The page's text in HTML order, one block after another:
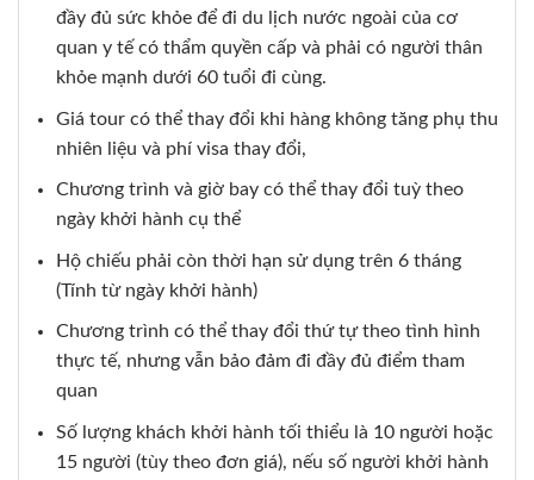
đầy đủ sức khỏe để đi du lịch nước ngoài của cơ
quan y tế có thẩm quyền cấp và phải có người thân
khỏe mạnh dưới 60 tuổi đi cùng.
Giá tour có thể thay đổi khi hàng không tăng phụ thu
nhiên liệu và phí visa thay đổi,
Chương trình và giờ bay có thể thay đổi tuỳ theo
ngày khởi hành cụ thể
Hộ chiếu phải còn thời hạn sử dụng trên 6 tháng
(Tính từ ngày khởi hành)
Chương trình có thể thay đổi thứ tự theo tình hình
thực tế, nhưng vẫn bảo đảm đi đầy đủ điểm tham
quan
Số lượng khách khởi hành tối thiểu là 10 người hoặc
15 người (tùy theo đơn giá), nếu số người khởi hành